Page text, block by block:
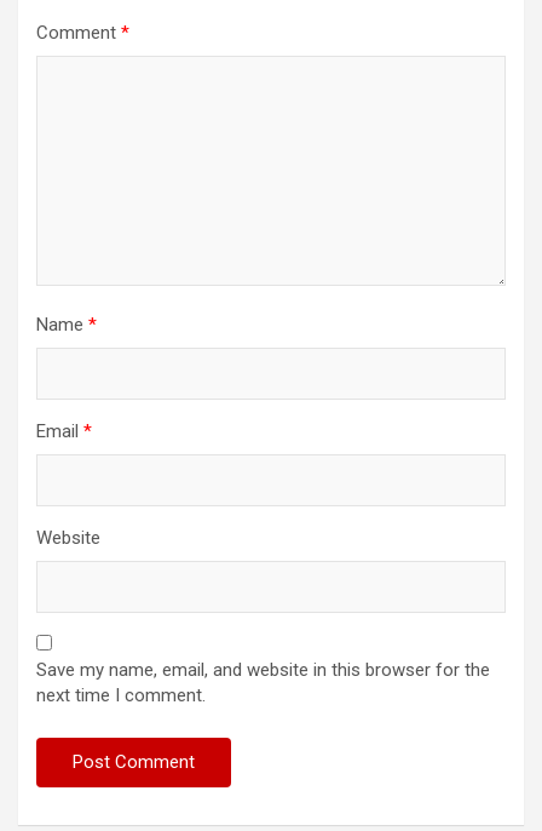
Comment *
Name *
Email *
Website
Save my name, email, and website in this browser for the
next time I comment.